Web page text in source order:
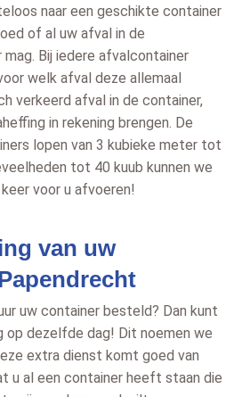
naar een geschikte container
of al uw afval in de
Bij iedere afvalcontainer
welk afval deze allemaal
verkeerd afval in de container,
in rekening brengen. De
lopen van 3 kubieke meter tot
tot 40 kuub kunnen we
voor u afvoeren!
van uw
uw container besteld? Dan kunt
op dezelfde dag! Dit noemen we
extra dienst komt goed van
u al een container heeft staan die